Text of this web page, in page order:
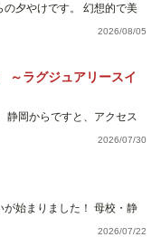
夕やけです。 幻想的で美
2026/08/05
～ラグジュアリースイ
静岡からですと、アクセス
2026/07/30
始まりました！ 母校・静
2026/07/22